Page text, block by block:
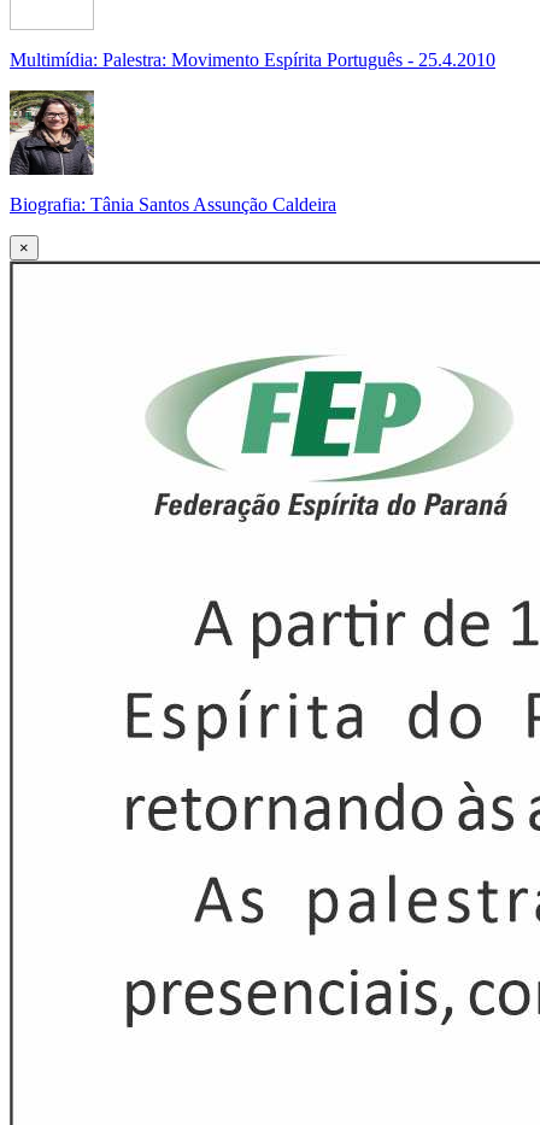
Multimídia: Palestra: Movimento Espírita Português - 25.4.2010
Biografia: Tânia Santos Assunção Caldeira
×